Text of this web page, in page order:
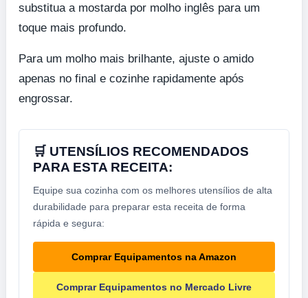
substitua a mostarda por molho inglês para um
toque mais profundo.
Para um molho mais brilhante, ajuste o amido
apenas no final e cozinhe rapidamente após
engrossar.
🛒 UTENSÍLIOS RECOMENDADOS
PARA ESTA RECEITA:
Equipe sua cozinha com os melhores utensílios de alta
durabilidade para preparar esta receita de forma
rápida e segura:
Comprar Equipamentos na Amazon
Comprar Equipamentos no Mercado Livre